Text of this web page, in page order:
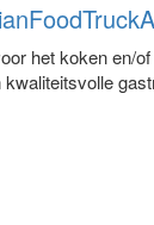
het koken en/